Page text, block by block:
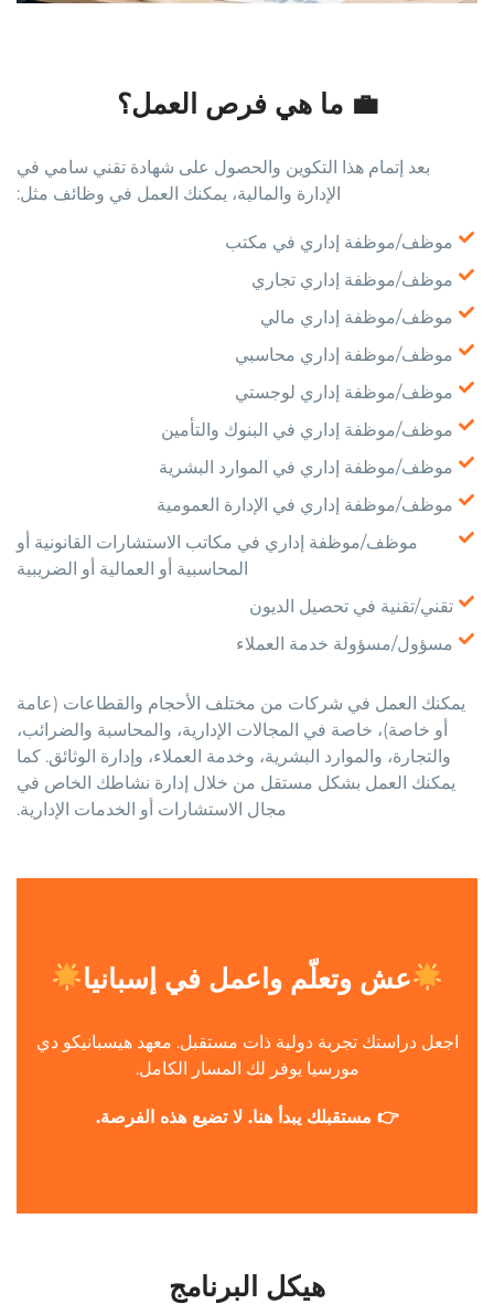
💼 ما هي فرص العمل؟
بعد إتمام هذا التكوين والحصول على شهادة تقني سامي في
الإدارة والمالية، يمكنك العمل في وظائف مثل:
موظف/موظفة إداري في مكتب
موظف/موظفة إداري تجاري
موظف/موظفة إداري مالي
موظف/موظفة إداري محاسبي
موظف/موظفة إداري لوجستي
موظف/موظفة إداري في البنوك والتأمين
موظف/موظفة إداري في الموارد البشرية
موظف/موظفة إداري في الإدارة العمومية
موظف/موظفة إداري في مكاتب الاستشارات القانونية أو
المحاسبية أو العمالية أو الضريبية
تقني/تقنية في تحصيل الديون
مسؤول/مسؤولة خدمة العملاء
يمكنك العمل في شركات من مختلف الأحجام والقطاعات (عامة
أو خاصة)، خاصة في المجالات الإدارية، والمحاسبة والضرائب،
والتجارة، والموارد البشرية، وخدمة العملاء، وإدارة الوثائق. كما
يمكنك العمل بشكل مستقل من خلال إدارة نشاطك الخاص في
مجال الاستشارات أو الخدمات الإدارية.
عش وتعلّم واعمل في إسبانيا
اجعل دراستك تجربة دولية ذات مستقبل. معهد هيسبانيكو دي
مورسيا يوفر لك المسار الكامل.
👉 مستقبلك يبدأ هنا. لا تضيع هذه الفرصة.
هيكل البرنامج